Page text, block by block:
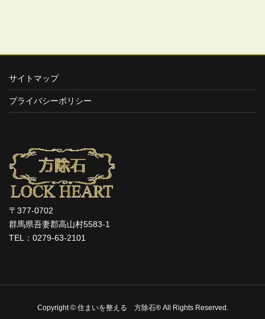
サイトマップ
プライバシーポリシー
〒377-0702
群馬県吾妻郡高山村5583-1
TEL：0279-63-2101
Copyright © 住まいを整える 方除石® All Rights Reserved.